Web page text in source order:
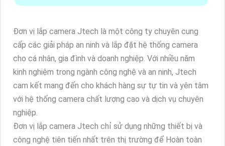
Đơn vị lắp camera Jtech là một công ty chuyên cung
cấp các giải pháp an ninh và lắp đặt hệ thống camera
cho cá nhân, gia đình và doanh nghiệp. Với nhiều năm
kinh nghiệm trong ngành công nghệ và an ninh, Jtech
cam kết mang đến cho khách hàng sự tự tin và yên tâm
với hệ thống camera chất lượng cao và dịch vụ chuyên
nghiệp.
Đơn vị lắp camera Jtech chỉ sử dụng những thiết bị và
công nghệ tiên tiến nhất trên thị trường để Hoàn toàn